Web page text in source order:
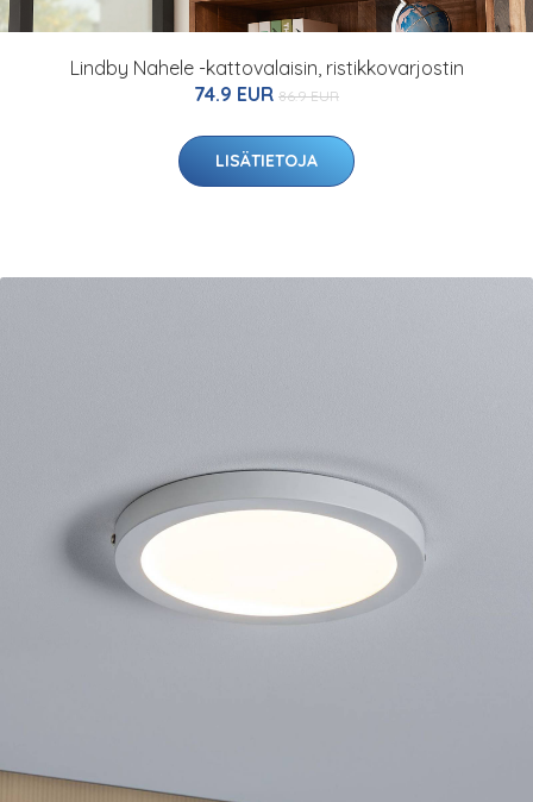
Lindby Nahele -kattovalaisin, ristikkovarjostin
74.9 EUR 86.9 EUR
LISÄTIETOJA